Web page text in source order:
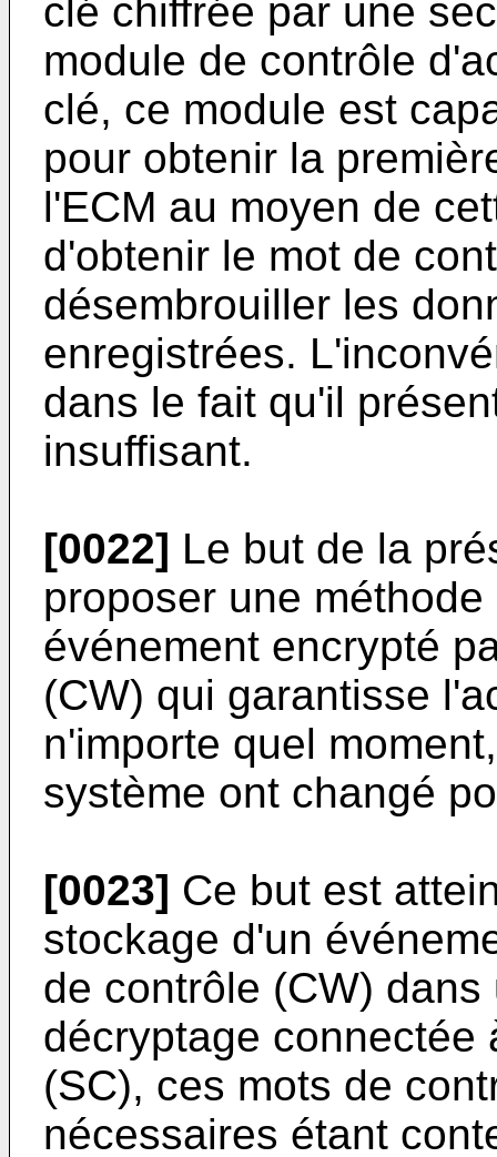
clé chiffrée par une
module de contrôle
clé, ce module est
pour obtenir la
l'ECM au moyen de
d'obtenir le mot de
désembrouiller les
enregistrées.
dans le fait qu'il
insuffisant.
[0022] Le but de la
proposer une
événement encrypté
(CW) qui garantisse
n'importe quel
système ont changé
[0023] Ce but est
stockage d'un
de contrôle (CW)
décryptage connectée
(SC), ces mots de
nécessaires étant